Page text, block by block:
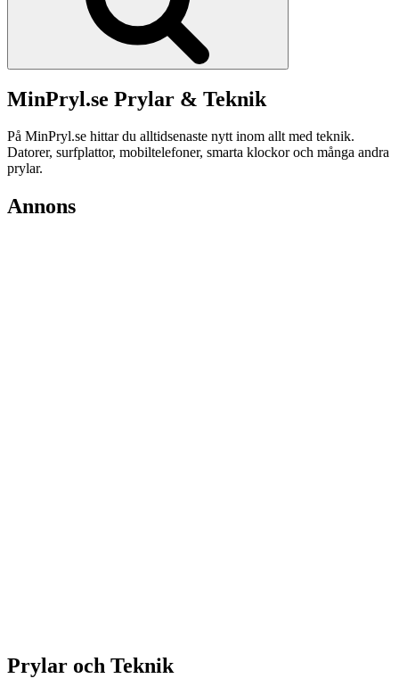
MinPryl.se Prylar & Teknik
På MinPryl.se hittar du alltidsenaste nytt inom allt med teknik.
Datorer, surfplattor, mobiltelefoner, smarta klockor och många andra
prylar.
Annons
Prylar och Teknik